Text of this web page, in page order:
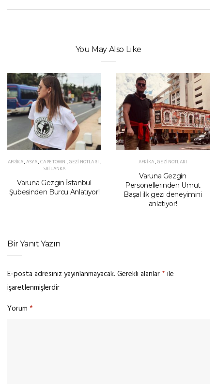
You May Also Like
AFRIKA,ASYA,CAPE TOWN ,GEZI NOTLARI,
SRI LANKA
Varuna Gezgin İstanbul
Şubesinden Burcu Anlatıyor!
AFRIKA,GEZI NOTLARI
Varuna Gezgin
Personellerinden Umut
Başal ilk gezi deneyimini
anlatıyor!
Bir Yanıt Yazın
E-posta adresiniz yayınlanmayacak. Gerekli alanlar* ile
işaretlenmişlerdir
Yorum *